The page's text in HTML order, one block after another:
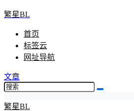
繁星BL
首页
标签云
网址导航
文章
繁星BL